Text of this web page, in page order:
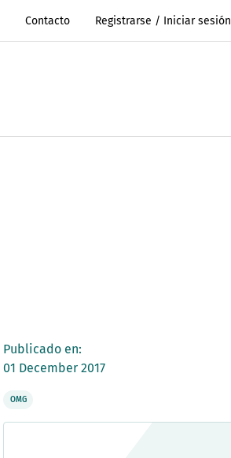
Contacto Registrarse / Iniciar sesión
Publicado en:
01 December 2017
OMG